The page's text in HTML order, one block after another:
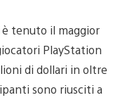
è tenuto il maggior
PlayStation
di dollari in oltre
sono riusciti a